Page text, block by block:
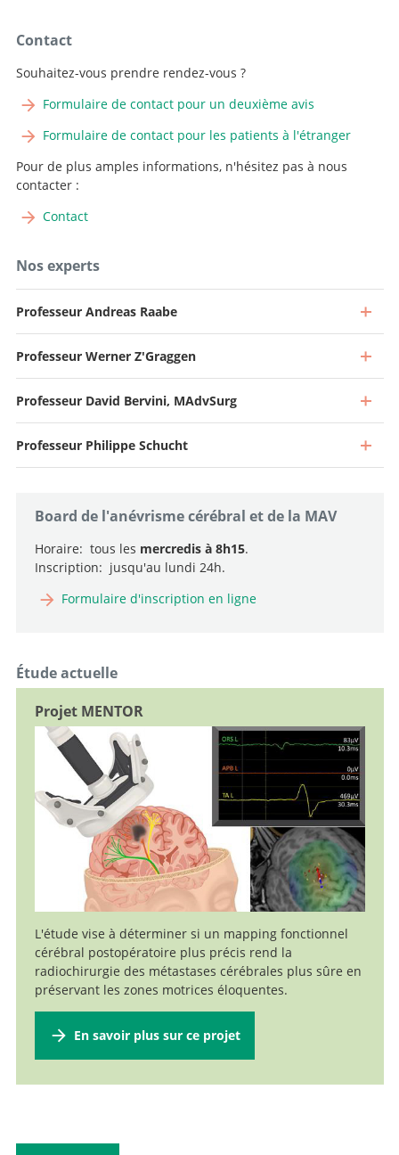
Contact
Souhaitez-vous prendre rendez-vous ?
Formulaire de contact pour un deuxième avis
Formulaire de contact pour les patients à l'étranger
Pour de plus amples informations, n'hésitez pas à nous
contacter :
Contact
Nos experts
Professeur Andreas Raabe
Aller au profil
Professeur Werner Z'Graggen
Médecin-chef de service de soins neuro-intensifs
Aller au profil
Professeur David Bervini, MAdvSurg
Chef de service, Chef de neurochirurgie vasculaire et de la
base du crâne
Aller au profil
Professeur Philippe Schucht
Médecin-chef adjoint, Chef de neuro-oncologie
Aller au profil
Board de l'anévrisme cérébral et de la MAV
Horaire: tous les mercredis à 8h15.
Inscription: jusqu'au lundi 24h.
Formulaire d'inscription en ligne
Étude actuelle
Projet MENTOR
L'étude vise à déterminer si un mapping fonctionnel
cérébral postopératoire plus précis rend la
radiochirurgie des métastases cérébrales plus sûre en
préservant les zones motrices éloquentes.
En savoir plus sur ce projet